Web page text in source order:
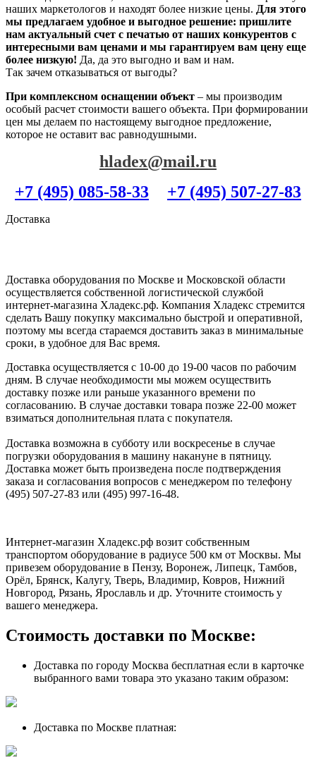
наших маркетологов и находят более низкие цены. Для этого
мы предлагаем удобное и выгодное решение: пришлите
нам актуальный счет с печатью от наших конкурентов с
интересными вам ценами и мы гарантируем вам цену еще
более низкую! Да, да это выгодно и вам и нам.
Так зачем отказываться от выгоды?
При комплексном оснащении объект – мы производим
особый расчет стоимости вашего объекта. При формировании
цен мы делаем по настоящему выгодное предложение,
которое не оставит вас равнодушными.
hladex@mail.ru
+7 (495) 085-58-33
+7 (495) 507-27-83
Доставка
Доставка оборудования по Москве и Московской области
осуществляется собственной логистической службой
интернет-магазина Хладекс.рф. Компания Хладекс стремится
сделать Вашу покупку максимально быстрой и оперативной,
поэтому мы всегда стараемся доставить заказ в минимальные
сроки, в удобное для Вас время.
Доставка осуществляется с 10-00 до 19-00 часов по рабочим
дням. В случае необходимости мы можем осуществить
доставку позже или раньше указанного времени по
согласованию. В случае доставки товара позже 22-00 может
взиматься дополнительная плата с покупателя.
Доставка возможна в субботу или воскресенье в случае
погрузки оборудования в машину накануне в пятницу.
Доставка может быть произведена после подтверждения
заказа и согласования вопросов с менеджером по телефону
(495) 507-27-83 или (495) 997-16-48.
Интернет-магазин Хладекс.рф возит собственным
транспортом оборудование в радиусе 500 км от Москвы. Мы
привезем оборудование в Пензу, Воронеж, Липецк, Тамбов,
Орёл, Брянск, Калугу, Тверь, Владимир, Ковров, Нижний
Новгород, Рязань, Ярославль и др. Уточните стоимость у
вашего менеджера.
Стоимость доставки по Москве:
Доставка по городу Москва бесплатная если в карточке
выбранного вами товара это указано таким образом:
Доставка по Москве платная: